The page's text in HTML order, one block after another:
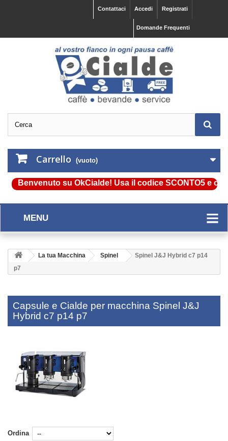
Registrati
Accedi
Contattaci
Domande Frequenti
Carrello (vuoto)
su OkCialde! Usa il codice SCONTO5 e ottieni
MENU
La tua Macchina Spinel
Spinel J&J Hybrid c7 p14
p7
Capsule e Cialde per macchina Spinel J&J
Hybrid c7 p14 p7
Ordina